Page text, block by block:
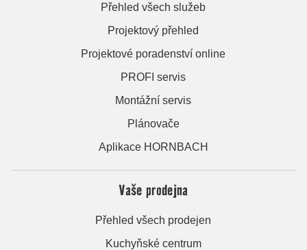
Přehled všech služeb
Projektový přehled
Projektové poradenství online
PROFI servis
Montážní servis
Plánovače
Aplikace HORNBACH
Vaše prodejna
Přehled všech prodejen
Kuchyňské centrum